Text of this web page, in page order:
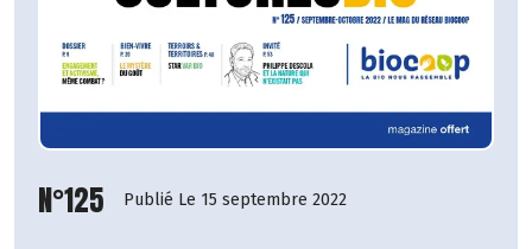
N°125 Publié Le 15 septembre 2022